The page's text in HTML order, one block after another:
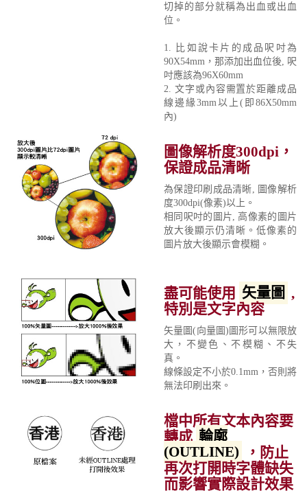
切掉的部分就稱為出血或出血
位。
1. 比如說卡片的成品呎吋為
90X54mm，那添加出血位後, 呎
吋應該為96X60mm
2. 文字或內容需置於距離成品
線邊緣3mm以上(即86X50mm
內)
圖像解析度300dpi，
保證成品清晰
為保證印刷成品清晰, 圖像解析
度300dpi(像素)以上。
相同呎吋的圖片, 高像素的圖片
放大後顯示仍清晰。低像素的
圖片放大後顯示會模糊。
盡可能使用 矢量圖 ,
特別是文字內容
矢量圖(向量圖)圖形可以無限放
大，不變色、不模糊、不失
真。
線條設定不小於0.1mm，否則將
無法印刷出來。
檔中所有文本內容要
轉成 輪廓
(OUTLINE)
，防止
再次打開時字體缺失
而影響實際設計效果